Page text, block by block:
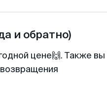
и обратно)
цене🙌. Также вы